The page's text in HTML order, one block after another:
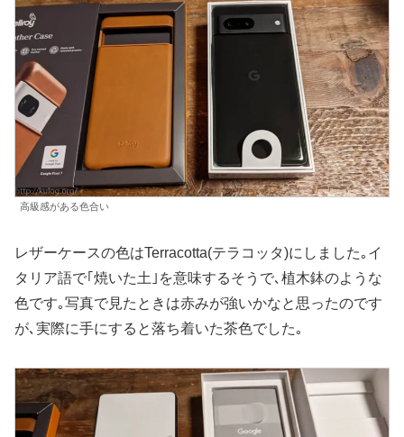
高級感がある色合い
レザーケースの色はTerracotta(テラコッタ)にしました｡イ
タリア語で｢焼いた土｣を意味するそうで､植木鉢のような
色です｡写真で見たときは赤みが強いかなと思ったのです
が､実際に手にすると落ち着いた茶色でした｡